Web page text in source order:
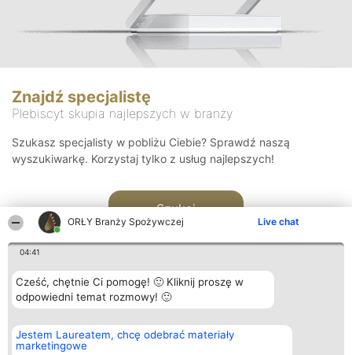
ORŁY Branży Spożywczej Live chat
04:41
Cześć, chętnie Ci pomogę! 🙂 Kliknij proszę w
odpowiedni temat rozmowy! 🙂
Jestem Laureatem, chcę odebrać materiały
marketingowe
Znajdź specjalistę
Plebiscyt skupia najlepszych w branży
Szukasz specjalisty w pobliżu Ciebie? Sprawdź naszą
wyszukiwarkę. Korzystaj tylko z usług najlepszych!
Szukaj
Organizator plebiscytu
Bright Side Solutions sp. z o.
o. sp. k.
Plebiscyt
Laureaci
Kontakt
Kontakt